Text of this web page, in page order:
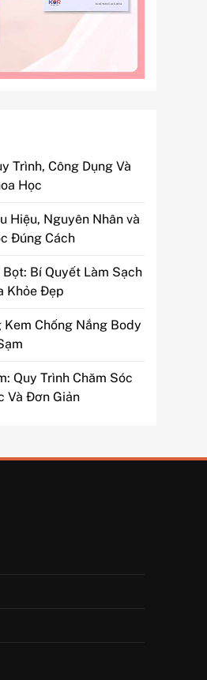
Trình, Công Dụng Và
Học
Hiệu, Nguyên Nhân và
Đúng Cách
Bí Quyết Làm Sạch
Khỏe Đẹp
Kem Chống Nắng Body
Quy Trình Chăm Sóc
Và Đơn Giản